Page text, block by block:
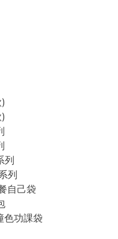
列
列
自己袋
色功課袋